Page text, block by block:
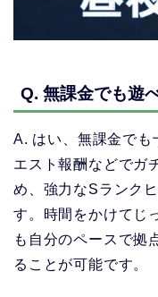
Q. 無課金でも遊
A. はい、無課金でも
エスト報酬などでガ
め、強力なSランク
す。時間をかけてじ
も自分のペースで拠
ることが可能です。